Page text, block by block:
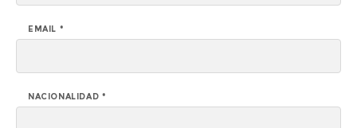
EMAIL *
NACIONALIDAD *